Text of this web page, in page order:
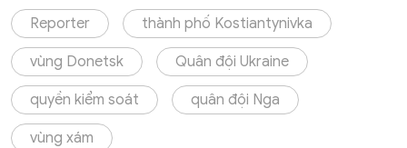
Reporter thành phố Kostiantynivka
vùng Donetsk Quân đội Ukraine
quyền kiểm soát quân đội Nga
vùng xám